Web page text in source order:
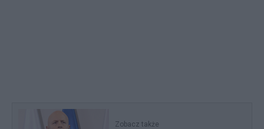
Zobacz także